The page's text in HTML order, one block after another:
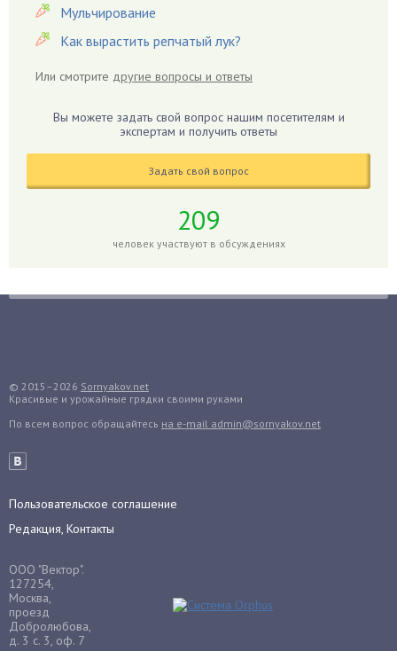
Герань
Гиацинт
Гиппеаструм
Годжи
Голубика
Гуава
Гузмания
Дайкон
Дендробиум
Денежное дерево
Драцена
Дыня
Ежевика
Мульчирование
Как вырастить репчатый лук?
Или смотрите другие вопросы и ответы
Вы можете задать свой вопрос нашим посетителям и
экспертам и получить ответы
Задать свой вопрос
209
человек участвуют в обсуждениях
© 2015–2026 Sornyakov.net
Красивые и урожайные грядки своими руками
По всем вопрос обращайтесь на e-mail admin@sornyakov.net
Пользовательское соглашение
Редакция, Контакты
ООО "Вектор".
127254,
Москва,
проезд
Добролюбова,
д. 3 с. 3, оф. 7